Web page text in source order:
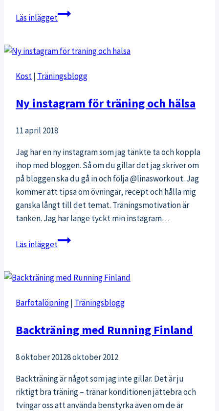
Läs inläggetHur
styrkan
träningspaus?
Kost| Träningsblogg
Ny instagram för träning och hälsa
11 april 2018
Jag har en ny instagram som jag tänkte ta och koppla
ihop med bloggen. Så om du gillar det jag skriver om
på bloggen ska du gå in och följa @linasworkout. Jag
kommer att tipsa om övningar, recept och hålla mig
ganska långt till det temat. Träningsmotivation är
tanken. Jag har länge tyckt min instagram…
Läs inläggetNy
träning
hälsa
Barfotalöpning| Träningsblogg
Backträning med Running Finland
8 oktober 20128 oktober 2012
Backträning är något som jag inte gillar. Det är ju
riktigt bra träning – tränar konditionen jättebra och
tvingar oss att använda benstyrka även om de är